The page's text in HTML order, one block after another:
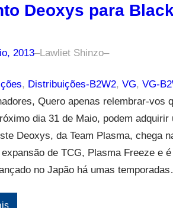
Deoxys para
2013–Lawliet Shinzo–
, Distribuições-B2W2, VG, VG-
Quero apenas relembrar-vos
dia 31 de Maio, podem
Deoxys, da Team Plasma, chega
de TCG, Plasma Freeze e
no Japão há umas